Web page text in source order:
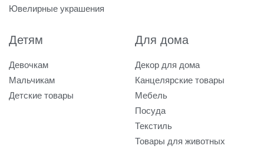
Ювелирные украшения
Детям
Девочкам
Мальчикам
Детские товары
Для дома
Декор для дома
Канцелярские товары
Мебель
Посуда
Текстиль
Товары для животных